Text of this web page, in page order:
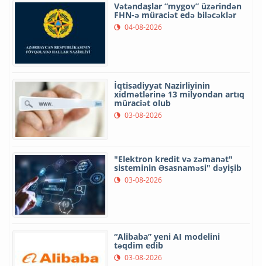
Vətəndaşlar “mygov” üzərindən
FHN-ə müraciət edə biləcəklər
04-08-2026
İqtisadiyyat Nazirliyinin
xidmətlərinə 13 milyondan artıq
müraciət olub
03-08-2026
"Elektron kredit və zəmanət"
sisteminin Əsasnaməsi" dəyişib
03-08-2026
“Alibaba” yeni AI modelini
təqdim edib
03-08-2026